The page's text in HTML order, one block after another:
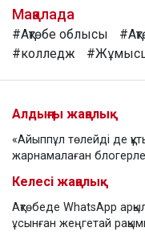
Мақалада
#Ақтөбе облысы
#колледж
Алдыңғы жаңалық
«Айыппұл төлейді де
жарнамалаған
Келесі жаңалық
Ақтөбеде WhatsApp
ұсынған жеңгетай